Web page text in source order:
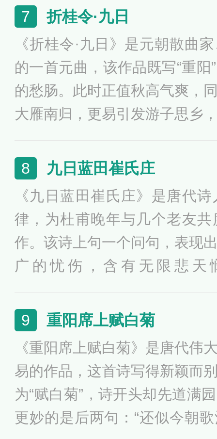
体，语言遒劲新巧，词简意丰
的特点。
7 折桂令·九日
《折桂令·九日》是元朝散曲
的一首元曲，该作品既写“重
的愁肠。此时正值秋高气爽，
大雁南归，更易引发游子思乡
曲情景交融，意境幽远，为
照。
8 九日蓝田崔氏庄
《九日蓝田崔氏庄》是唐代
律，为杜甫晚年与几个老友
作。该诗上句一个问句，表现
广的忧伤，含有无限悲天
时的情态：虽已醉眼蒙眬，却
不置一言，却胜过万语千言。
漓，显得慷慨旷放，凄楚悲凉
9 重阳席上赋白菊
《重阳席上赋白菊》是唐代伟
易的作品，这首诗写得新颖而
为“赋白菊”，诗开头却先道满
更妙的是后两句：“还似今朝